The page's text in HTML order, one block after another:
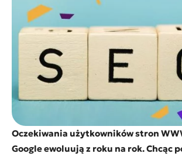
Oczekiwania użytkowników stron
Google ewoluują z roku na rok. Chcąc